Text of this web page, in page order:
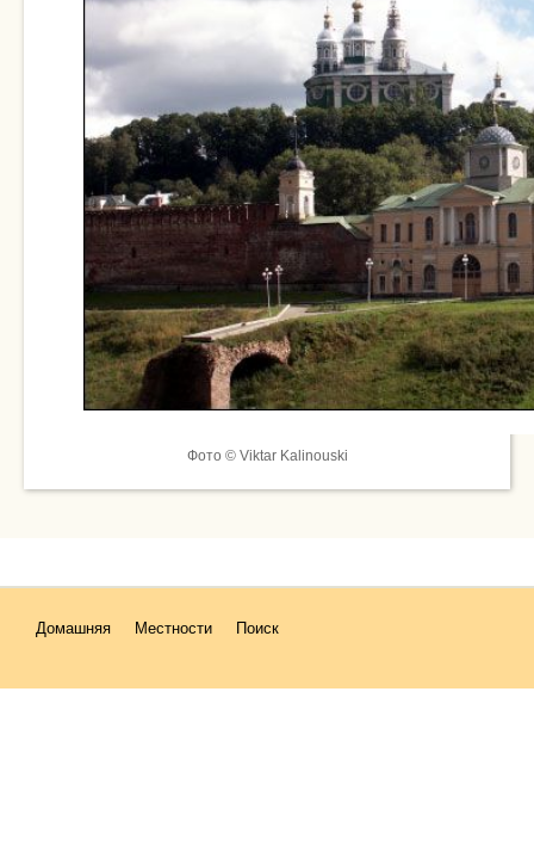
Фото © Viktar Kalinouski
Домашняя Местности Поиск